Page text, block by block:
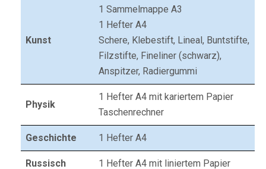
Kunst
1 Sammelmappe A3
1 Hefter A4
Schere, Klebestift, Lineal, Buntstifte,
Filzstifte, Fineliner (schwarz),
Anspitzer, Radiergummi
Physik
1 Hefter A4 mit kariertem Papier
Taschenrechner
Geschichte 1 Hefter A4
Russisch 1 Hefter A4 mit liniertem Papier